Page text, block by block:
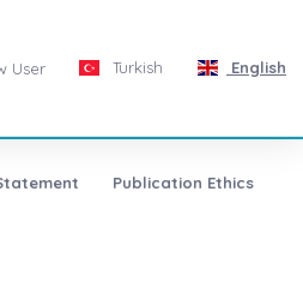
User Turkish English
Publication Ethics